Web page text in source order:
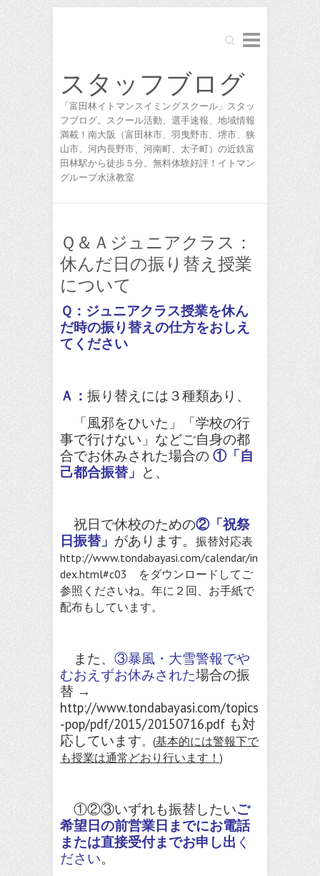
Search
スタッフブログ
「富田林イトマンスイミングスクール」スタッ
フブログ。スクール活動、選手速報、地域情報
満載！南大阪（富田林市、羽曳野市、堺市、狭
山市、河内長野市、河南町、太子町）の近鉄富
田林駅から徒歩５分。無料体験好評！イトマン
グループ水泳教室
Ｑ＆Ａジュニアクラス：
休んだ日の振り替え授業
について
Ｑ：ジュニアクラス授業を休ん
だ時の振り替えの仕方をおしえ
てください
Ａ： 振り替えには３種類あり、
「風邪をひいた」「学校の行
事で行けない」などご自身の都
合でお休みされた場合の ①「自
己都合振替」 と、
祝日で休校のための②「祝祭
日振替」 があります。 振替対応表
http://www.tondabayasi.com/calendar/in
dex.html#c03 をダウンロードしてご
参照くださいね。年に２回、お手紙で
配布もしています。
また、③暴風・大雪警報でや
むおえずお休みされた場合の振
替 →
http://www.tondabayasi.com/topics
-pop/pdf/2015/20150716.pdf も対
応しています。 (基本的には警報下で
も授業は通常どおり行います！)
①②③いずれも振替したいご
希望日の前営業日までにお電話
または直接受付までお申し出 く
ださい。